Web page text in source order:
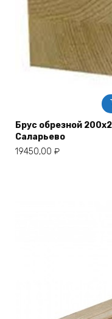
Брус обрезной
Саларьево
19450,00 ₽